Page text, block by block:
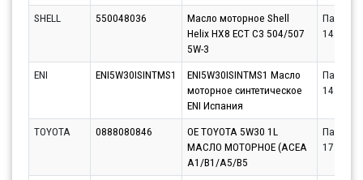
SHELL
550048036
Масло моторное Shell
Helix HX8 ECT C3 504/507
5W-3
Партнёр
ENI ENI5W30ISINTMS1
ENI5W30ISINTMS1 Масло
моторное синтетическое
ENI Испания
Партнёр
TOYOTA 0888080846
OE TOYOTA 5W30 1L
МАСЛО МОТОРНОЕ (ACEA
A1/B1/A5/B5
Партнёр